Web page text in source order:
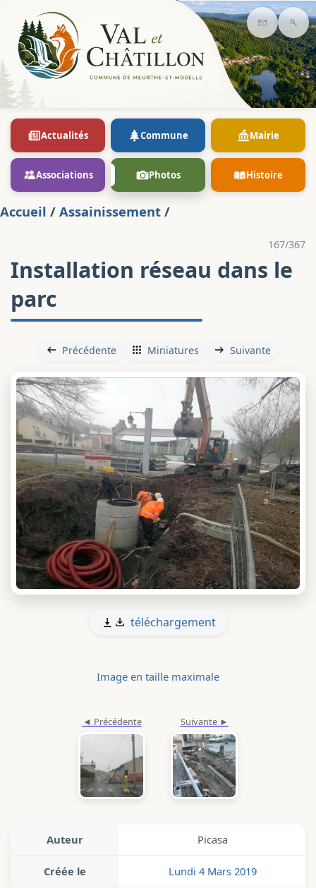
Contact
Actualités Commune Mairie
Associations Photos Histoire
Accueil / Assainissement /
167/367
Installation réseau dans le
parc
Précédente Miniatures Suivante
téléchargement
Image en taille maximale
Auteur Picasa
Créée le Lundi 4 Mars 2019